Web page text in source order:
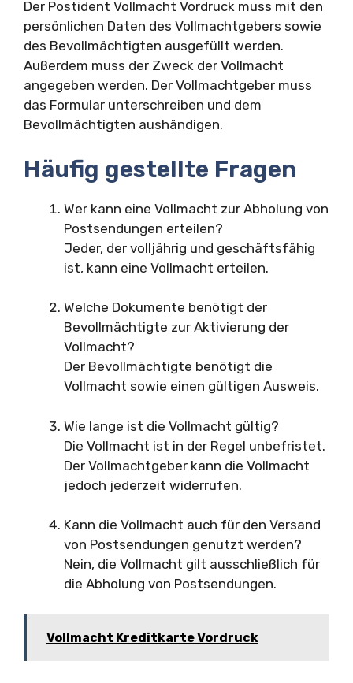
Der Postident Vollmacht Vordruck muss mit den
persönlichen Daten des Vollmachtgebers sowie
des Bevollmächtigten ausgefüllt werden.
Außerdem muss der Zweck der Vollmacht
angegeben werden. Der Vollmachtgeber muss
das Formular unterschreiben und dem
Bevollmächtigten aushändigen.
Häufig gestellte Fragen
Wer kann eine Vollmacht zur Abholung von
Postsendungen erteilen?
Jeder, der volljährig und geschäftsfähig
ist, kann eine Vollmacht erteilen.
Welche Dokumente benötigt der
Bevollmächtigte zur Aktivierung der
Vollmacht?
Der Bevollmächtigte benötigt die
Vollmacht sowie einen gültigen Ausweis.
Wie lange ist die Vollmacht gültig?
Die Vollmacht ist in der Regel unbefristet.
Der Vollmachtgeber kann die Vollmacht
jedoch jederzeit widerrufen.
Kann die Vollmacht auch für den Versand
von Postsendungen genutzt werden?
Nein, die Vollmacht gilt ausschließlich für
die Abholung von Postsendungen.
Vollmacht Kreditkarte Vordruck